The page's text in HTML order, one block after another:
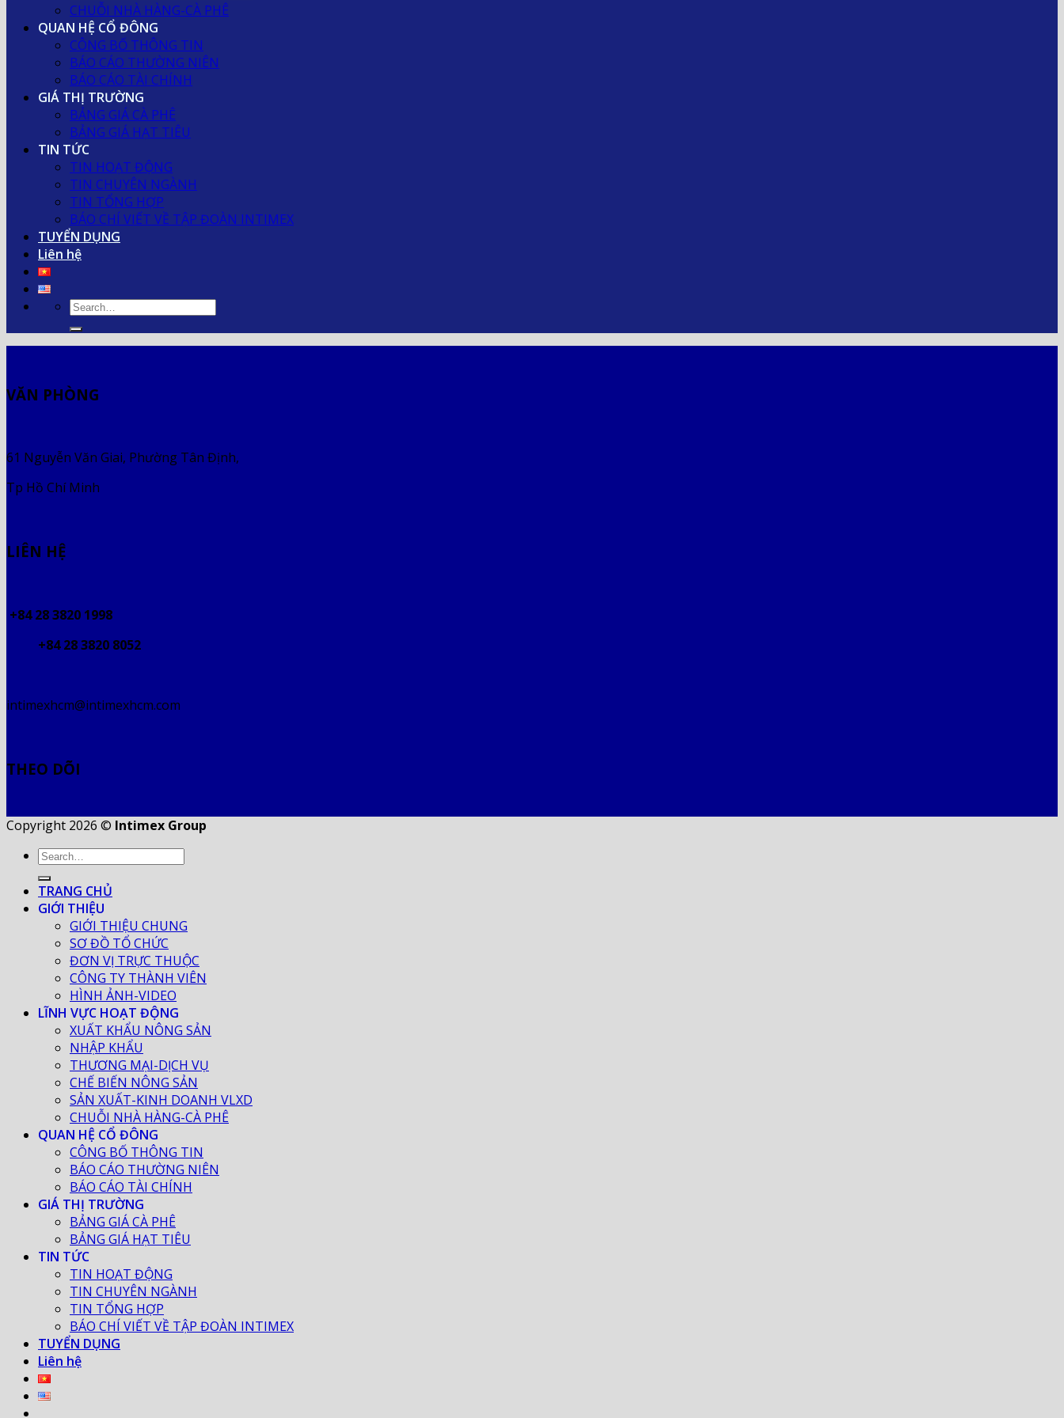
CHUỖI NHÀ HÀNG-CÀ PHÊ
QUAN HỆ CỔ ĐÔNG
CÔNG BỐ THÔNG TIN
BÁO CÁO THƯỜNG NIÊN
BÁO CÁO TÀI CHÍNH
GIÁ THỊ TRƯỜNG
BẢNG GIÁ CÀ PHÊ
BẢNG GIÁ HẠT TIÊU
TIN TỨC
TIN HOẠT ĐỘNG
TIN CHUYÊN NGÀNH
TIN TỔNG HỢP
BÁO CHÍ VIẾT VỀ TẬP ĐOÀN INTIMEX
TUYỂN DỤNG
Liên hệ
VĂN PHÒNG
61 Nguyễn Văn Giai, Phường Tân Định,
Tp Hồ Chí Minh
LIÊN HỆ
+84 28 3820 1998
+84 28 3820 8052
intimexhcm@intimexhcm.com
THEO DÕI
Copyright 2026 © Intimex Group
TRANG CHỦ
GIỚI THIỆU
GIỚI THIỆU CHUNG
SƠ ĐỒ TỔ CHỨC
ĐƠN VỊ TRỰC THUỘC
CÔNG TY THÀNH VIÊN
HÌNH ẢNH-VIDEO
LĨNH VỰC HOẠT ĐỘNG
XUẤT KHẨU NÔNG SẢN
NHẬP KHẨU
THƯƠNG MẠI-DỊCH VỤ
CHẾ BIẾN NÔNG SẢN
SẢN XUẤT-KINH DOANH VLXD
CHUỖI NHÀ HÀNG-CÀ PHÊ
QUAN HỆ CỔ ĐÔNG
CÔNG BỐ THÔNG TIN
BÁO CÁO THƯỜNG NIÊN
BÁO CÁO TÀI CHÍNH
GIÁ THỊ TRƯỜNG
BẢNG GIÁ CÀ PHÊ
BẢNG GIÁ HẠT TIÊU
TIN TỨC
TIN HOẠT ĐỘNG
TIN CHUYÊN NGÀNH
TIN TỔNG HỢP
BÁO CHÍ VIẾT VỀ TẬP ĐOÀN INTIMEX
TUYỂN DỤNG
Liên hệ